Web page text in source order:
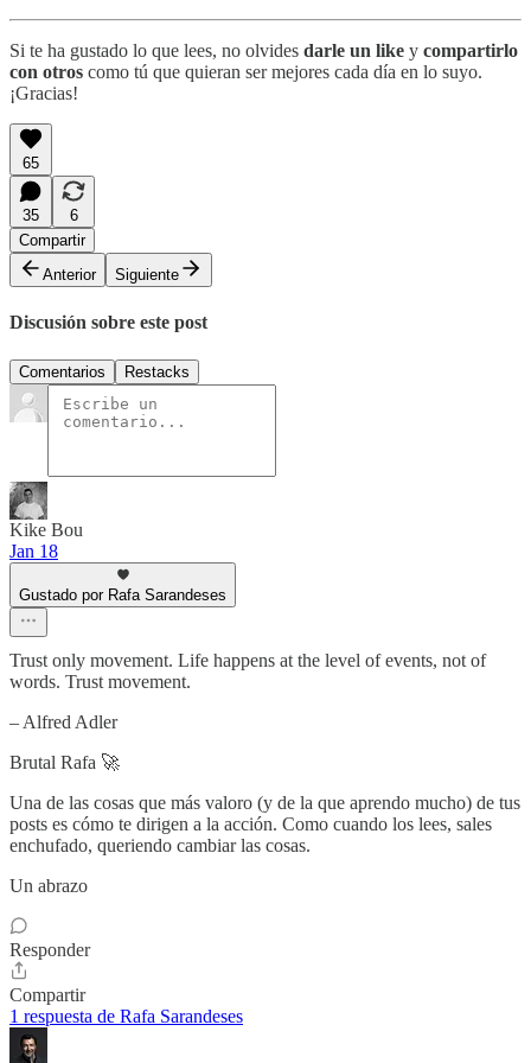
Si te ha gustado lo que lees, no olvides darle un like y compartirlo
con otros como tú que quieran ser mejores cada día en lo suyo.
¡Gracias!
65
35
6
Compartir
Anterior
Siguiente
Discusión sobre este post
Comentarios Restacks
Kike Bou
Jan 18
Gustado por Rafa Sarandeses
Trust only movement. Life happens at the level of events, not of
words. Trust movement.
– Alfred Adler
Brutal Rafa 🚀
Una de las cosas que más valoro (y de la que aprendo mucho) de tus
posts es cómo te dirigen a la acción. Como cuando los lees, sales
enchufado, queriendo cambiar las cosas.
Un abrazo
Responder
Compartir
1 respuesta de Rafa Sarandeses